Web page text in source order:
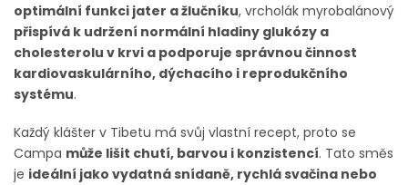
optimální funkci jater a žlučníku, vrcholák myrobalánový
přispívá k udržení normální hladiny glukózy a
cholesterolu v krvi a podporuje správnou činnost
kardiovaskulárního, dýchacího i reprodukčního
systému.
Každý klášter v Tibetu má svůj vlastní recept, proto se
Campa může lišit chutí, barvou i konzistencí. Tato směs
je ideální jako vydatná snídaně, rychlá svačina nebo